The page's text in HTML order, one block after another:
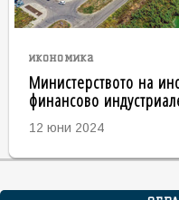
икономика
Министерството на
финансово
12 юни 2024